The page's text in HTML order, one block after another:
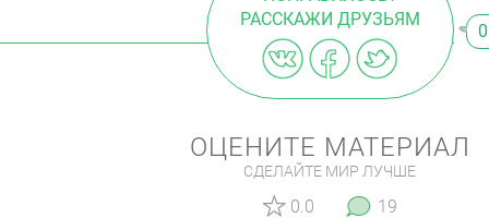
РАССКАЖИ ДРУЗЬЯМ
0
ОЦЕНИТЕ МАТЕРИАЛ
СДЕЛАЙТЕ МИР ЛУЧШЕ
0.0 19